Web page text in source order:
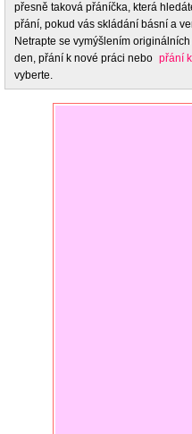
přesně taková přáníčka, která
přání, pokud vás skládání básní a
Netrapte se vymýšlením
den, přání k nové práci nebo přání
vyberte.